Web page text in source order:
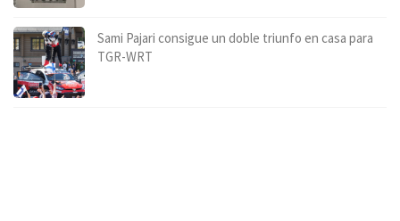
Sami Pajari consigue un doble triunfo en casa para
TGR-WRT